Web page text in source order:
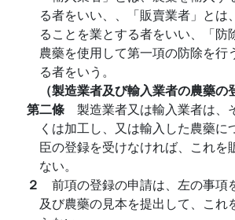
る者をいい、、「販賣業者」とは
ることを業とする者をいい、「防
農藥を使用して第一項の防除を行
る者をいう。
（製造業者及び輸入業者の農藥の
第二條 製造業者又は輸入業者は、
くは加工し、又は輸入した農藥に
臣の登録を受けなければ、これを
ない。
２ 前項の登録の申請は、左の事項
及び農藥の見本を提出して、これ